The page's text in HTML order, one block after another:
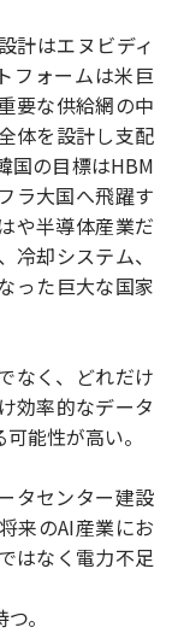
計はエヌビディ
フォームは米巨
要な供給網の中
体を設計し支配
国の目標はHBM
ラ大国へ飛躍す
や半導体産業だ
冷却システム、
った巨大な国家
なく、どれだけ
効率的なデータ
能性が高い。
タセンター建設
来のAI産業にお
はなく電力不足
。